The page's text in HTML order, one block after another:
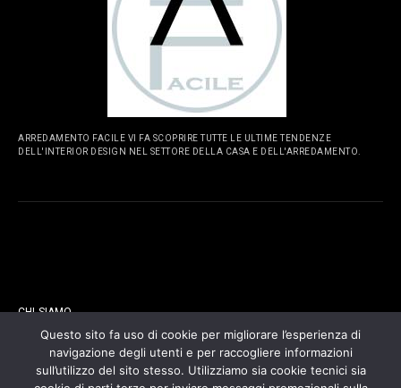
ARREDAMENTO FACILE VI FA SCOPRIRE TUTTE LE ULTIME TENDENZE
DELL'INTERIOR DESIGN NEL SETTORE DELLA CASA E DELL'ARREDAMENTO.
CHI SIAMO
CONTATTI
Questo sito fa uso di cookie per migliorare l’esperienza di
navigazione degli utenti e per raccogliere informazioni
sull’utilizzo del sito stesso. Utilizziamo sia cookie tecnici sia